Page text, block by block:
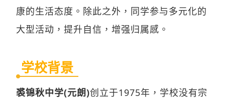
康的生活态度。除此之外，同学参与多元化的
大型活动，提升自信，增强归属感。
学校背景
裘锦秋中学(元朗)创立于1975年，学校没有宗